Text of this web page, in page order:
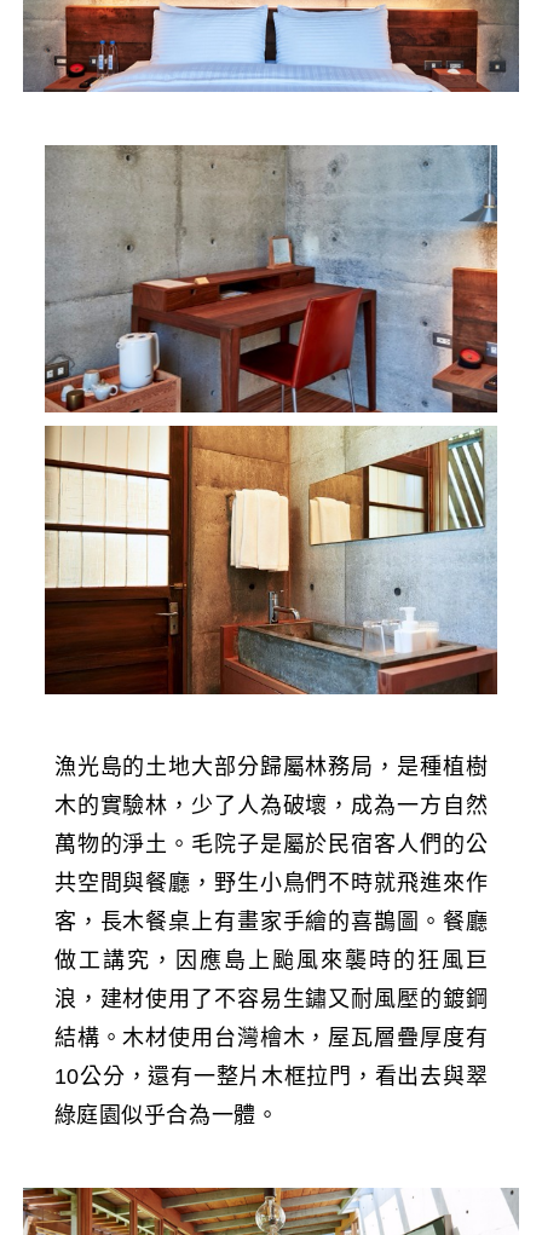
漁光島的土地大部分歸屬林務局，是種植樹
木的實驗林，少了人為破壞，成為一方自然
萬物的淨土。毛院子是屬於民宿客人們的公
共空間與餐廳，野生小鳥們不時就飛進來作
客，長木餐桌上有畫家手繪的喜鵲圖。餐廳
做工講究，因應島上颱風來襲時的狂風巨
浪，建材使用了不容易生鏽又耐風壓的鍍鋼
結構。木材使用台灣檜木，屋瓦層疊厚度有
10公分，還有一整片木框拉門，看出去與翠
綠庭園似乎合為一體。